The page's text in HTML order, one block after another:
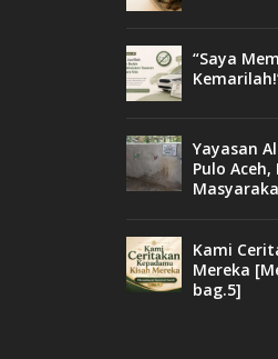
“Saya
Yayasan
Pulo
Kami
Mereka
bag.5]